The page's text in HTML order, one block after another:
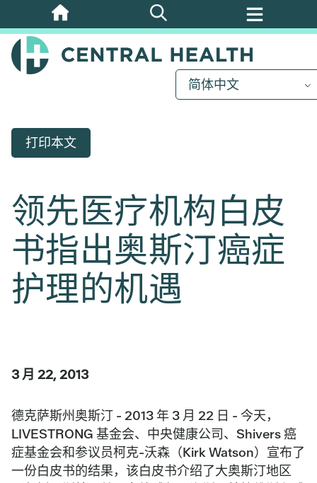
跳
至
主
简体中文
打印本文
领先医疗机构白皮
书指出奥斯汀癌症
护理的机遇
3 月 22, 2013
德克萨斯州奥斯汀 - 2013 年 3 月 22 日 - 今天，
LIVESTRONG 基金会、中央健康公司、Shivers 癌
症基金会和参议员柯克-沃森（Kirk Watson）宣布了
一份白皮书的结果，该白皮书介绍了大奥斯汀地区